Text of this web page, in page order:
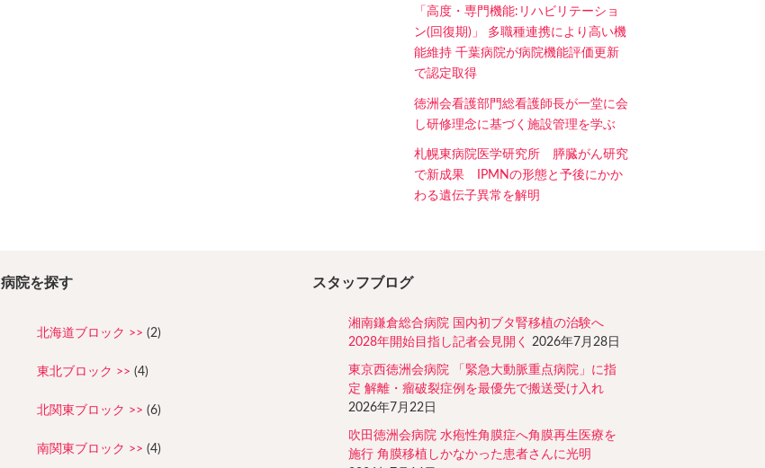
「高度・専門機能:リハビリテーショ
ン(回復期)」 多職種連携により高い機
能維持 千葉病院が病院機能評価更新
で認定取得
徳洲会看護部門総看護師長が一堂に会
し研修理念に基づく施設管理を学ぶ
札幌東病院医学研究所 膵臓がん研究
で新成果 IPMNの形態と予後にかか
わる遺伝子異常を解明
病院を探す
北海道ブロック (2)
東北ブロック (4)
北関東ブロック (6)
南関東ブロック (4)
スタッフブログ
湘南鎌倉総合病院 国内初ブタ腎移植の治験へ
2028年開始目指し記者会見開く
2026年7月28日
東京西徳洲会病院 「緊急大動脈重点病院」に指
定 解離・瘤破裂症例を最優先で搬送受け入れ
2026年7月22日
吹田徳洲会病院 水疱性角膜症へ角膜再生医療を
施行 角膜移植しかなかった患者さんに光明